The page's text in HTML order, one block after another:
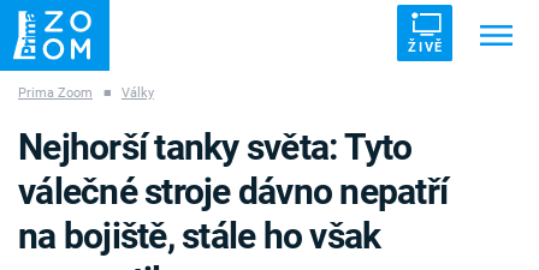
ŽIVĚ
ZÁHADY VETŘELCI DÁVNOVĚKU
Prima Zoom ■ Války
Nejhorší tanky světa: Tyto
válečné stroje dávno nepatří
na bojiště, stále ho však